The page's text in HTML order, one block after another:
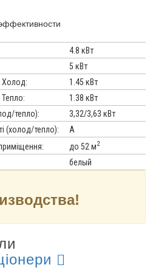
4.8 кВт
5 кВт
Холод:
1.45 кВт
Тепло:
1.38 кВт
тепло):
3,32/3,63 кВт
(холод/тепло):
A
до 52 м2
белый